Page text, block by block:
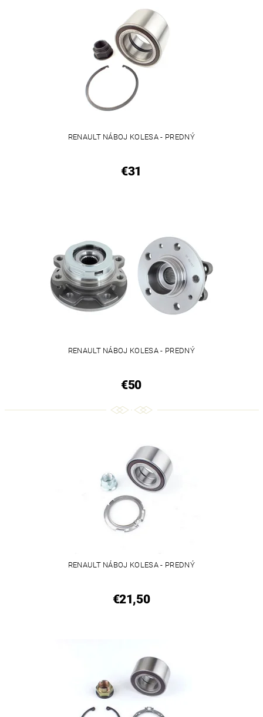
RENAULT NÁBOJ KOLESA - PREDNÝ
€31
RENAULT NÁBOJ KOLESA - PREDNÝ
€50
RENAULT NÁBOJ KOLESA - PREDNÝ
€21,50